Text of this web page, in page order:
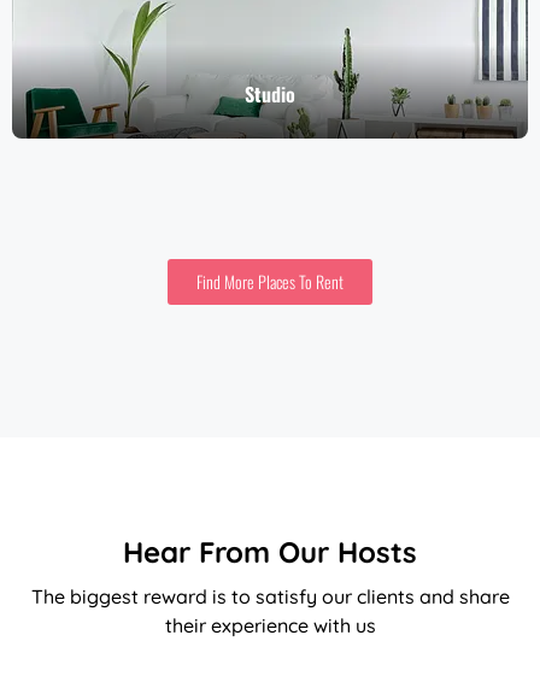
Studio
Find More Places To Rent
Hear From Our Hosts
The biggest reward is to satisfy our clients and share
their experience with us